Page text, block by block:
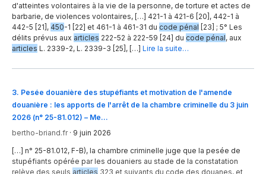
d'atteintes volontaires à la vie de la personne, de torture et actes de
barbarie, de violences volontaires, […] 421-1 à 421-6 [20], 442-1 à
442-5 [21], 450-1 [22] et 461-1 à 461-31 du code pénal [23] ; 5° Les
délits prévus aux articles 222-52 à 222-59 [24] du code pénal, aux
articles L. 2339-2, L. 2339-3 [25], […] Lire la suite…
3. Pesée douanière des stupéfiants et motivation de l'amende
douanière : les apports de l'arrêt de la chambre criminelle du 3 juin
2026 (n° 25-81.012) – Me…
bertho-briand.fr· 9 juin 2026
[…] n° 25-81.012, F-B), la chambre criminelle juge que la pesée de
stupéfiants opérée par les douaniers au stade de la constatation
relève des seuls articles 323 et suivants du code des douanes, et